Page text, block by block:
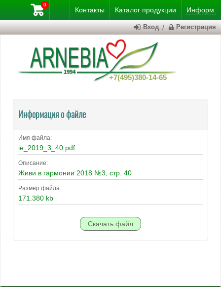
Контакты Каталог продукции Информ.
+7(495)380-14-65
0
Вход / Регистрация
Информация о файле
Имя файла:
ie_2019_3_40.pdf
Описание:
Живи в гармонии 2018 №3, стр. 40
Размер файла:
171.380 kb